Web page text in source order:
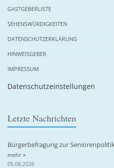
GASTGEBERLISTE
SEHENSWÜRDIGKEITEN
DATENSCHUTZERKLÄRUNG
HINWEISGEBER
IMPRESSUM
Datenschutzeinstellungen
Letzte Nachrichten
Bürgerbefragung zur
mehr »
05.08.2026